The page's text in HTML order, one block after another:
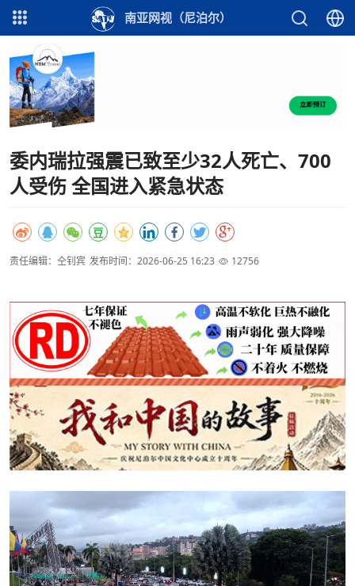
南亚网视（尼泊尔）
委内瑞拉强震已致至少32人死亡、700
人受伤 全国进入紧急状态
责任编辑：仝钊宾 发布时间：2026-06-25 16:23 12756